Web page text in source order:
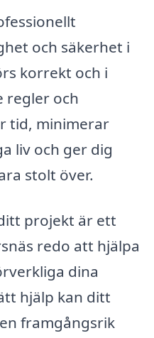
och säkerhet i
korrekt och i
regler och
tid, minimerar
liv och ger dig
stolt över.
projekt är ett
redo att hjälpa
dina
hjälp kan ditt
framgångsrik